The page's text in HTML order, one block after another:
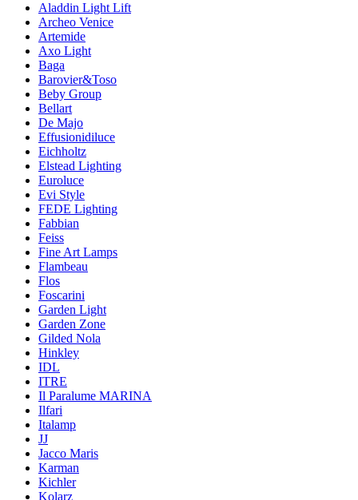
Aladdin Light Lift
Archeo Venice
Artemide
Axo Light
Baga
Barovier&Toso
Beby Group
Bellart
De Majo
Effusionidiluce
Eichholtz
Elstead Lighting
Euroluce
Evi Style
FEDE Lighting
Fabbian
Feiss
Fine Art Lamps
Flambeau
Flos
Foscarini
Garden Light
Garden Zone
Gilded Nola
Hinkley
IDL
ITRE
Il Paralume MARINA
Ilfari
Italamp
JJ
Jacco Maris
Karman
Kichler
Kolarz